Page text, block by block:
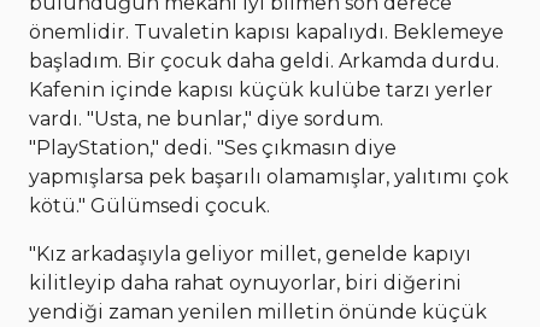
önemlidir. Tuvaletin kapısı kapalıydı. Beklemeye
başladım. Bir çocuk daha geldi. Arkamda durdu.
Kafenin içinde kapısı küçük kulübe tarzı yerler
vardı. "Usta, ne bunlar," diye sordum.
"PlayStation," dedi. "Ses çıkmasın diye
yapmışlarsa pek başarılı olamamışlar, yalıtımı çok
kötü." Gülümsedi çocuk.
"Kız arkadaşıyla geliyor millet, genelde kapıyı
kilitleyip daha rahat oynuyorlar, biri diğerini
yendiği zaman yenilen milletin önünde küçük